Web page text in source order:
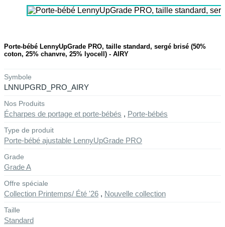
Porte-bébé LennyUpGrade PRO, taille standard, sergé brisé (50%
coton, 25% chanvre, 25% lyocell) - AIRY
Symbole
LNNUPGRD_PRO_AIRY
Nos Produits
Écharpes de portage et porte-bébés , Porte-bébés
Type de produit
Porte-bébé ajustable LennyUpGrade PRO
Grade
Grade A
Offre spéciale
Collection Printemps/ Été '26 , Nouvelle collection
Taille
Standard